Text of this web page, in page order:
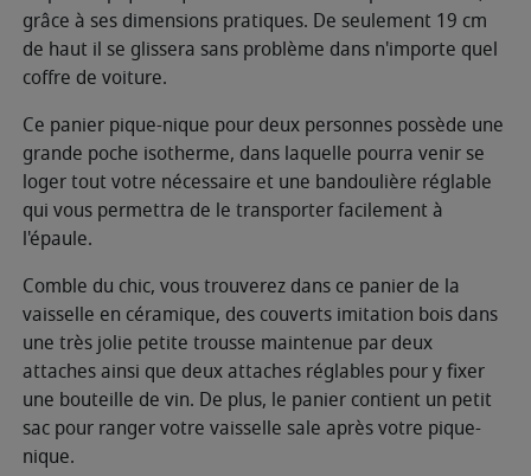
grâce à ses dimensions pratiques. De seulement 19 cm
de haut il se glissera sans problème dans n'importe quel
coffre de voiture.
Ce panier pique-nique pour deux personnes possède une
grande poche isotherme, dans laquelle pourra venir se
loger tout votre nécessaire et une bandoulière réglable
qui vous permettra de le transporter facilement à
l'épaule.
Comble du chic, vous trouverez dans ce panier de la
vaisselle en céramique, des couverts imitation bois dans
une très jolie petite trousse maintenue par deux
attaches ainsi que deux attaches réglables pour y fixer
une bouteille de vin. De plus, le panier contient un petit
sac pour ranger votre vaisselle sale après votre pique-
nique.